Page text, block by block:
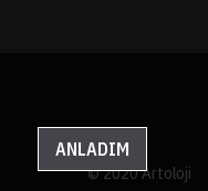
© 2020 Artoloji
ANLADIM